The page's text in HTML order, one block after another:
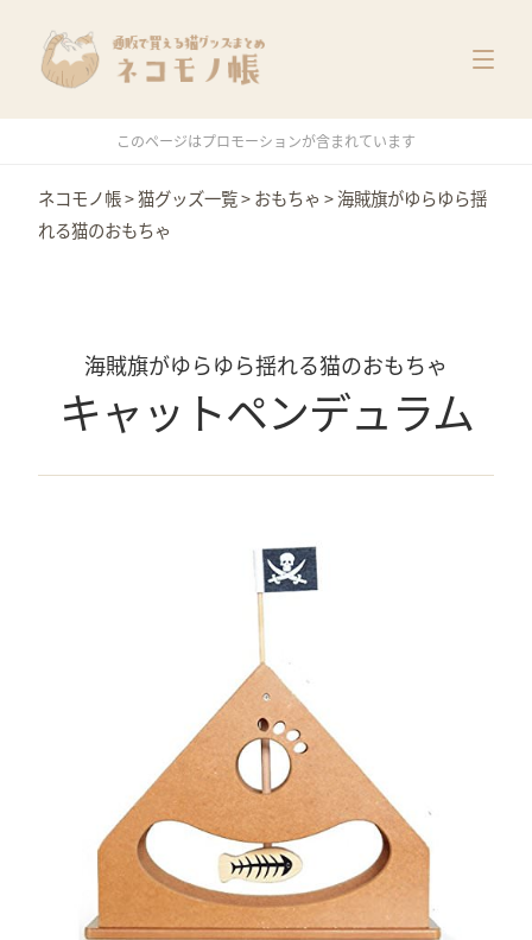
猫グッズ一覧
メーカー別
価格別
このページはプロモーションが含まれています
ネコモノ帳>猫グッズ一覧>おもちゃ >海賊旗がゆらゆら揺
れる猫のおもちゃ
海賊旗がゆらゆら揺れる猫のおもちゃ
キャットペンデュラム